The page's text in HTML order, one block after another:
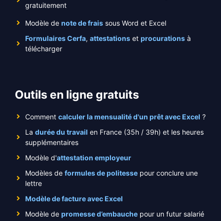
gratuitement
Modèle de note de frais sous Word et Excel
Formulaires Cerfa, attestations et procurations à
télécharger
Outils en ligne gratuits
Comment calculer la mensualité d'un prêt avec Excel ?
La durée du travail en France (35h / 39h) et les heures
supplémentaires
Modèle d'attestation employeur
Modèles de formules de politesse pour conclure une
lettre
Modèle de facture avec Excel
Modèle de promesse d’embauche pour un futur salarié